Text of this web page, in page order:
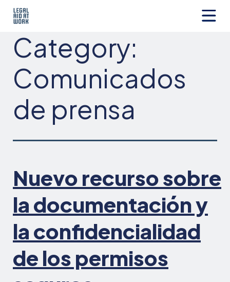
Aid
at
Category:
Comunicados
de prensa
Nuevo recurso sobre
la documentación y
la confidencialidad
de los permisos